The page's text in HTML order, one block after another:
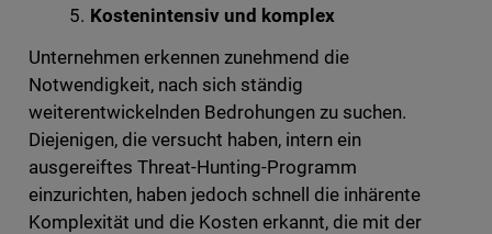
Kostenintensiv und komplex
Unternehmen erkennen zunehmend die
Notwendigkeit, nach sich ständig
weiterentwickelnden Bedrohungen zu suchen.
Diejenigen, die versucht haben, intern ein
ausgereiftes Threat-Hunting-Programm
einzurichten, haben jedoch schnell die inhärente
Komplexität und die Kosten erkannt, die mit der